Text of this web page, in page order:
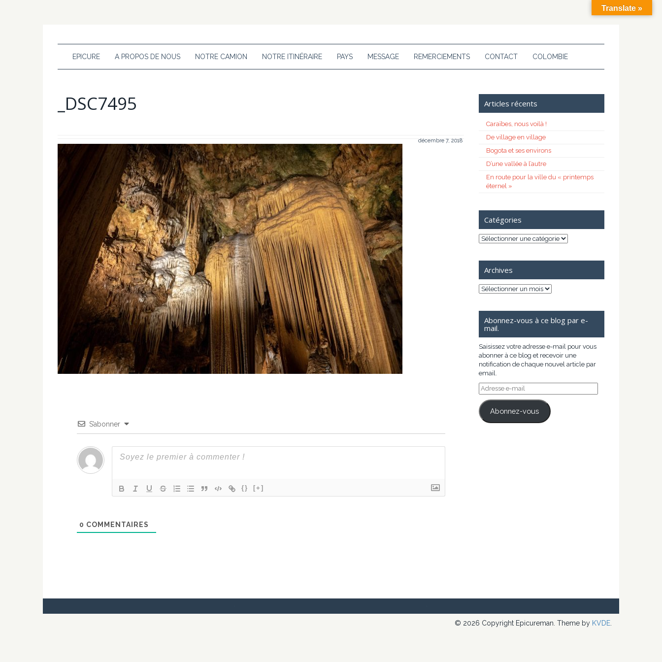
EPICURE A PROPOS DE NOUS NOTRE CAMION NOTRE ITINÉRAIRE PAYS MESSAGE REMERCIEMENTS CONTACT COLOMBIE
_DSC7495
décembre 7, 2018
S’abonner
{} [+]
0 COMMENTAIRES
Articles récents
Caraïbes, nous voilà !
De village en village
Bogota et ses environs
D’une vallée à l’autre
En route pour la ville du « printemps
éternel »
Catégories
Catégories
Archives
Archives
Abonnez-vous à ce blog par e-
mail.
Saisissez votre adresse e-mail pour vous
abonner à ce blog et recevoir une
notification de chaque nouvel article par
email.
Adresse
e-
mail
Abonnez-vous
© 2026 Copyright Epicureman. Theme by KVDE
Translate »